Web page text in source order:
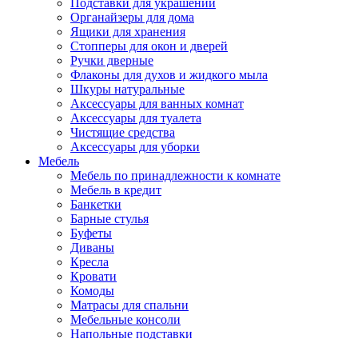
Подставки для украшений
Органайзеры для дома
Ящики для хранения
Стопперы для окон и дверей
Ручки дверные
Флаконы для духов и жидкого мыла
Шкуры натуральные
Аксессуары для ванных комнат
Аксессуары для туалета
Чистящие средства
Аксессуары для уборки
Мебель
Мебель по принадлежности к комнате
Мебель в кредит
Банкетки
Барные стулья
Буфеты
Диваны
Кресла
Кровати
Комоды
Матрасы для спальни
Мебельные консоли
Напольные подставки